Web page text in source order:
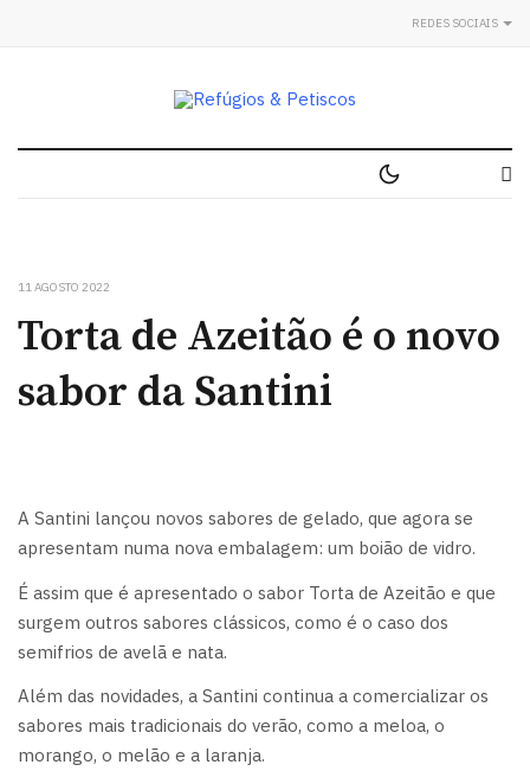
REDES SOCIAIS
11 AGOSTO 2022
Torta de Azeitão é o novo
sabor da Santini
A Santini lançou novos sabores de gelado, que agora se
apresentam numa nova embalagem: um boião de vidro.
É assim que é apresentado o sabor Torta de Azeitão e que
surgem outros sabores clássicos, como é o caso dos
semifrios de avelã e nata.
Além das novidades, a Santini continua a comercializar os
sabores mais tradicionais do verão, como a meloa, o
morango, o melão e a laranja.